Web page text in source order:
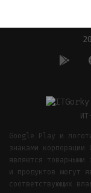
Google Play и
знаками
являются
и продуктов могут
соответствующих